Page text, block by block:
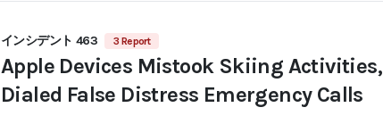
インシデント 463 3 Report
Apple Devices Mistook Skiing Activities,
Dialed False Distress Emergency Calls